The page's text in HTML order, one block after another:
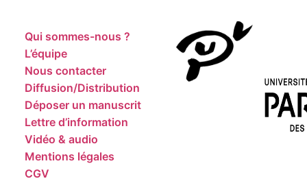
Qui sommes-nous ?
L’équipe
Nous contacter
Diffusion/Distribution
Déposer un manuscrit
Lettre d’information
Vidéo & audio
Mentions légales
CGV